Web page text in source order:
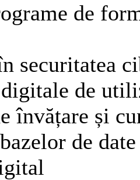
de
securitatea
de
învățare și
de date